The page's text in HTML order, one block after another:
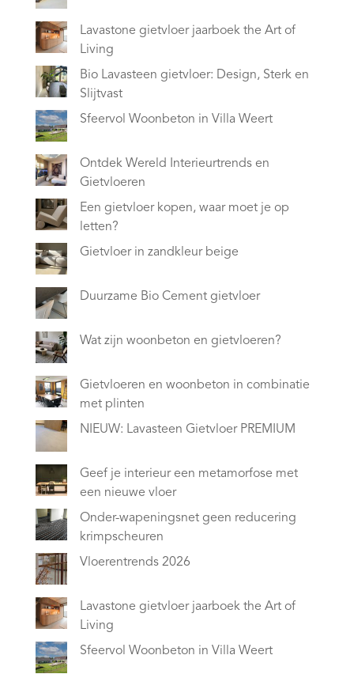
Lavastone gietvloer jaarboek the Art of
Living
Bio Lavasteen gietvloer: Design, Sterk en
Slijtvast
Sfeervol Woonbeton in Villa Weert
Ontdek Wereld Interieurtrends en
Gietvloeren
Een gietvloer kopen, waar moet je op
letten?
Gietvloer in zandkleur beige
Duurzame Bio Cement gietvloer
Wat zijn woonbeton en gietvloeren?
Gietvloeren en woonbeton in combinatie
met plinten
NIEUW: Lavasteen Gietvloer PREMIUM
Geef je interieur een metamorfose met
een nieuwe vloer
Onder-wapeningsnet geen reducering
krimpscheuren
Vloerentrends 2026
Lavastone gietvloer jaarboek the Art of
Living
Sfeervol Woonbeton in Villa Weert